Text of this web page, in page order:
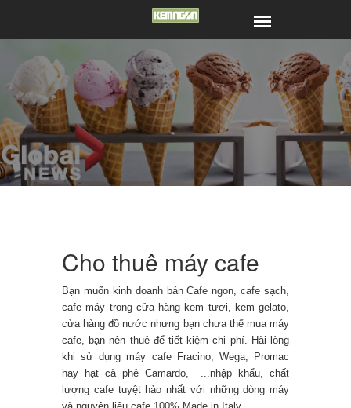
Cho thuê máy cafe
Bạn muốn kinh doanh bán Cafe ngon, cafe sạch,
cafe máy trong cửa hàng kem tươi, kem gelato,
cửa hàng đồ nước nhưng bạn chưa thể mua máy
cafe, bạn nên thuê để tiết kiệm chi phí. Hài lòng
khi sử dụng máy cafe Fracino, Wega, Promac
hay hạt cà phê Camardo, ...nhập khẩu, chất
lượng cafe tuyệt hảo nhất với những dòng máy